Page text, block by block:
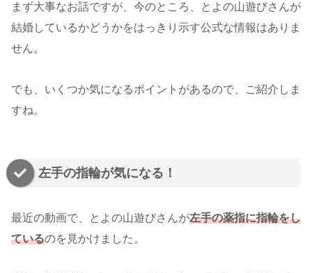
まず大事なお話ですが、今のところ、とよの山遊びさんが
結婚しているかどうかをはっきり示す公式な情報はありま
せん。
でも、いくつか気になるポイントがあるので、ご紹介しま
すね。
左手の指輪が気になる！
最近の動画で、とよの山遊びさんが左手の薬指に指輪をし
ているのを見かけました。